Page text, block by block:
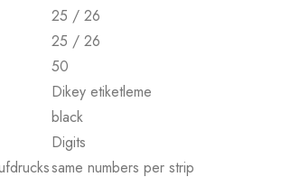
25 / 26
25 / 26
50
Dikey etiketleme
black
Digits
same numbers per strip